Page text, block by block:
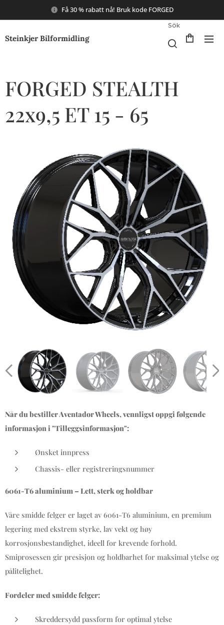
Få 30 % rabatt nå! Bruk kode FORGED
Steinkjer Bilformidling
Sök
FORGED STEALTH
22x9,5 ET 15 - 65
Når du bestiller Aventador Wheels, vennligst oppgi følgende
informasjon i "Tilleggsinformasjon":
Ønsket innpress
Chassis- eller registreringsnummer
6061-T6 aluminium – Lett, sterk og holdbar
Våre smidde felger er laget av 6061-T6 aluminium, en premium
legering med ekstrem styrke, lav vekt og høy
korrosjonsbestandighet, ideell for krevende forhold.
Smiprosessen gir presisjon og holdbarhet for maksimal ytelse og
pålitelighet.
Fordeler med smidde felger:
Skreddersydd passform for optimal ytelse